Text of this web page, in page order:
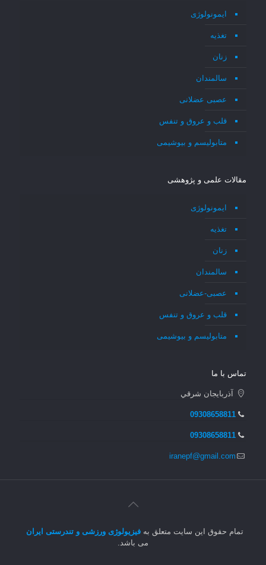
ایمونولوژی
تغذیه
زنان
سالمندان
عصبی عضلانی
قلب و عروق و تنفس
متابولیسم و بیوشیمی
مقالات علمی و پژوهشی
ایمونولوژی
تغذیه
زنان
سالمندان
عصبی-عضلانی
قلب و عروق و تنفس
متابولیسم و بیوشیمی
تماس با ما
آذربايجان شرقي
09308658811
09308658811
iranepf@gmail.com
تمام حقوق این سایت متعلق بهفیزیولوژی ورزشی و تندرستی ایران
می باشد.